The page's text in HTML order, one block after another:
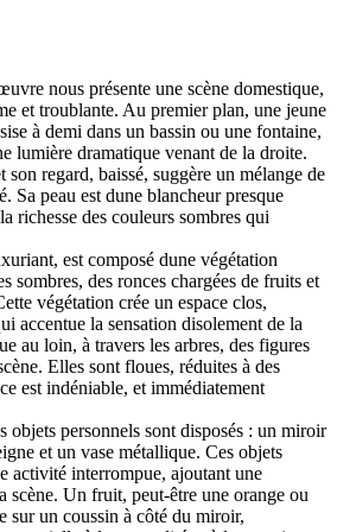
nous présente une scène domestique,
et troublante. Au premier plan, une jeune
à demi dans un bassin ou une fontaine,
lumière dramatique venant de la droite.
regard, baissé, suggère un mélange de
Sa peau est dune blancheur presque
richesse des couleurs sombres qui
est composé dune végétation
sombres, des ronces chargées de fruits et
végétation crée un espace clos,
accentue la sensation disolement de la
au loin, à travers les arbres, des figures
Elles sont floues, réduites à des
est indéniable, et immédiatement
objets personnels sont disposés : un miroir
et un vase métallique. Ces objets
activité interrompue, ajoutant une
scène. Un fruit, peut-être une orange ou
sur un coussin à côté du miroir,